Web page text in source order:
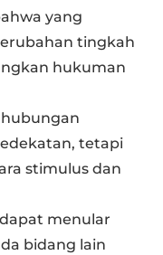
yang
tingkah
hukuman
tetapi
stimulus dan
menular
bidang lain